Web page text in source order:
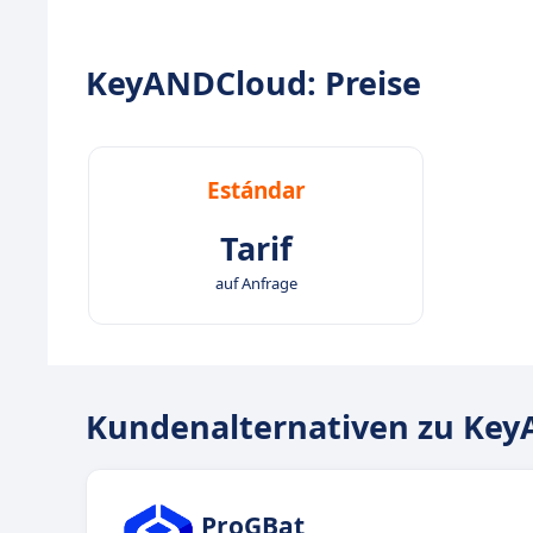
KeyANDCloud: Preise
Estándar
Tarif
auf Anfrage
Kundenalternativen zu
ProGBat